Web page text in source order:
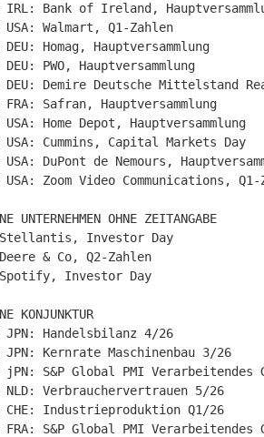
IRL: Bank of Ireland,
USA: Walmart, Q1-Zahlen
Homag, Hauptversammlung
PWO, Hauptversammlung
DEU: Demire Deutsche Mittelstand
FRA: Safran, Hauptversammlung
Home Depot, Hauptversammlung
USA: Cummins, Capital Markets Day
DuPont de Nemours,
USA: Zoom Video Communications, Q1-
UNTERNEHMEN OHNE ZEITANGABE
Stellantis, Investor Day
& Co, Q2-Zahlen
Spotify, Investor Day
KONJUNKTUR
JPN: Handelsbilanz 4/26
JPN: Kernrate Maschinenbau 3/26
jPN: S&P Global PMI
NLD: Verbrauchervertrauen 5/26
CHE: Industrieproduktion Q1/26
FRA: S&P Global PMI